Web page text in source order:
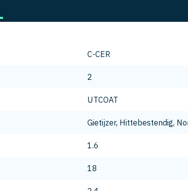
C-CER
2
UTCOAT
Gietijzer, Hittebestendig,
1.6
18